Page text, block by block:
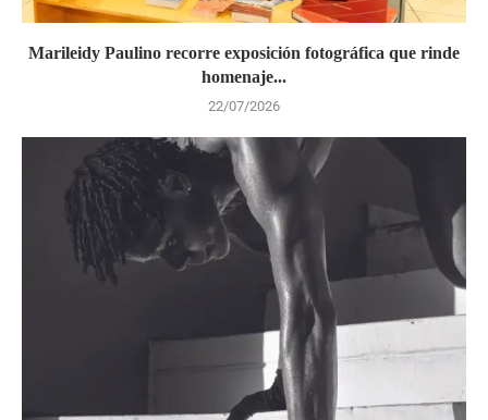
Marileidy Paulino recorre exposición fotográfica que rinde
homenaje...
22/07/2026